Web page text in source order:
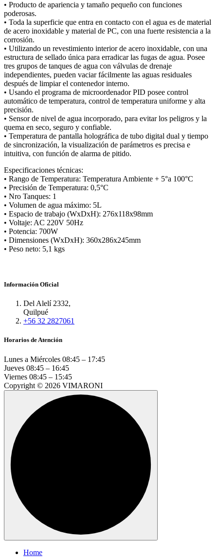
• Producto de apariencia y tamaño pequeño con funciones
poderosas.
• Toda la superficie que entra en contacto con el agua es de material
de acero inoxidable y material de PC, con una fuerte resistencia a la
corrosión.
• Utilizando un revestimiento interior de acero inoxidable, con una
estructura de sellado única para erradicar las fugas de agua. Posee
tres grupos de tanques de agua con válvulas de drenaje
independientes, pueden vaciar fácilmente las aguas residuales
después de limpiar el contenedor interno.
• Usando el programa de microordenador PID posee control
automático de temperatura, control de temperatura uniforme y alta
precisión.
• Sensor de nivel de agua incorporado, para evitar los peligros y la
quema en seco, seguro y confiable.
• Temperatura de pantalla holográfica de tubo digital dual y tiempo
de sincronización, la visualización de parámetros es precisa e
intuitiva, con función de alarma de pitido.
Especificaciones técnicas:
• Rango de Temperatura: Temperatura Ambiente + 5°a 100°C
• Precisión de Temperatura: 0,5°C
• Nro Tanques: 1
• Volumen de agua máximo: 5L
• Espacio de trabajo (WxDxH): 276x118x98mm
• Voltaje: AC 220V 50Hz
• Potencia: 700W
• Dimensiones (WxDxH): 360x286x245mm
• Peso neto: 5,1 kgs
Información Oficial
Del Alelí 2332,
Quilpué
+56 32 2827061
Horarios de Atención
Lunes a Miércoles 08:45 – 17:45
Jueves 08:45 – 16:45
Viernes 08:45 – 15:45
Copyright © 2026 VIMARONI
Home